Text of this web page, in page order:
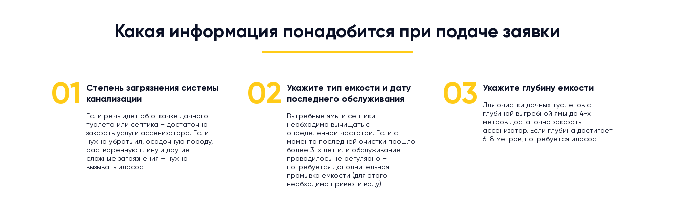
Какая информация понадобится при подаче заявки
01
Степень загрязнения системы
канализации
Если речь идет об откачке дачного
туалета или септика – достаточно
заказать услуги ассенизатора. Если
нужно убрать ил, осадочную породу,
растворенную глину и другие
сложные загрязнения – нужно
вызывать илосос.
02
Укажите тип емкости и дату
последнего обслуживания
Выгребные ямы и септики
необходимо вычищать с
определенной частотой. Если с
момента последней очистки прошло
более 3-х лет или обслуживание
проводилось не регулярно –
потребуется дополнительная
промывка емкости (для этого
необходимо привезти воду).
03 Укажите глубину емкости
Для очистки дачных туалетов с
глубиной выгребной ямы до 4-х
метров достаточно заказать
ассенизатор. Если глубина достигает
6-8 метров, потребуется илосос.